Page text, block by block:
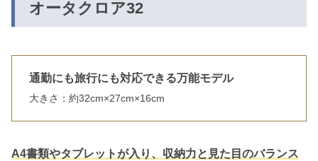
オータクロア32
通勤にも旅行にも対応できる万能モデル
大きさ：約32cm×27cm×16cm
A4書類やタブレットが入り、収納力と見た目のバランス